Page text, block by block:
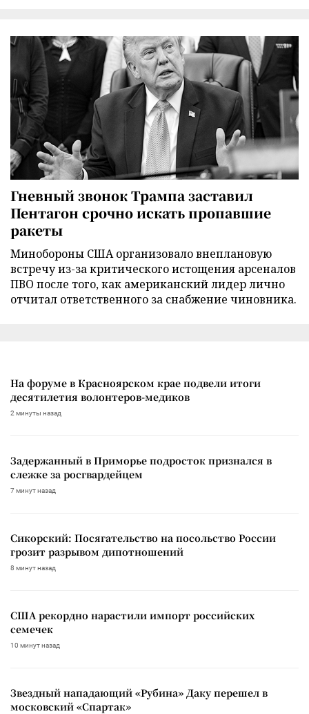
Гневный звонок Трампа заставил
Пентагон срочно искать пропавшие
ракеты
Минобороны США организовало внеплановую
встречу из-за критического истощения арсеналов
ПВО после того, как американский лидер лично
отчитал ответственного за снабжение чиновника.
На форуме в Красноярском крае подвели итоги
десятилетия волонтеров-медиков
2 минуты назад
Задержанный в Приморье подросток признался в
слежке за росгвардейцем
7 минут назад
Сикорский: Посягательство на посольство России
грозит разрывом дипотношений
8 минут назад
США рекордно нарастили импорт российских
семечек
10 минут назад
Звездный нападающий «Рубина» Даку перешел в
московский «Спартак»